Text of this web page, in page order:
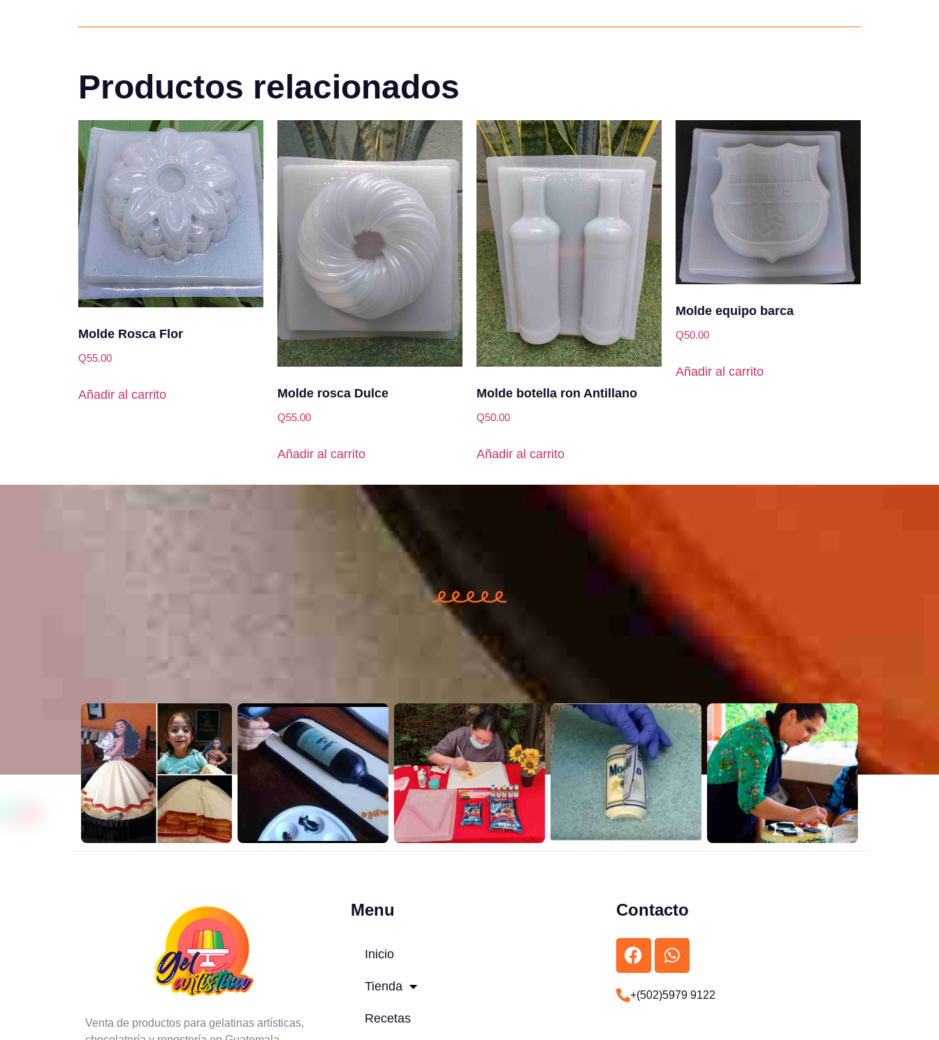
Productos relacionados
Molde Rosca Flor
Q55.00
Añadir al carrito Molde rosca Dulce
Q55.00
Añadir al carrito
Molde botella ron Antillano
Q50.00
Añadir al carrito
Molde equipo barca
Q50.00
Añadir al carrito
Venta de productos para gelatinas artísticas,
Menu
Inicio
Tienda
Recetas
Contacto
+(502)5979 9122